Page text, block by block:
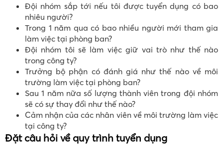
Đội nhóm sắp tới nếu tôi được tuyển dụng có bao
nhiêu người?
Trong 1 năm qua có bao nhiều người mới tham gia
làm việc tại phòng ban?
Đội nhóm tôi sẽ làm việc giữ vai trò như thế nào
trong công ty?
Trưởng bộ phận có đánh giá như thế nào về môi
trường làm việc tại phòng ban?
Sau 1 năm nữa số lượng thành viên trong đội nhóm
sẽ có sự thay đổi như thế nào?
Cảm nhận của các nhân viên về môi trường làm việc
tại công ty?
Đặt câu hỏi về quy trình tuyển dụng